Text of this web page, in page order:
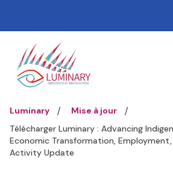
Luminary
Mise à jour
Télécharger Luminary : Advancing
Economic Transformation, Employment,
Activity Update